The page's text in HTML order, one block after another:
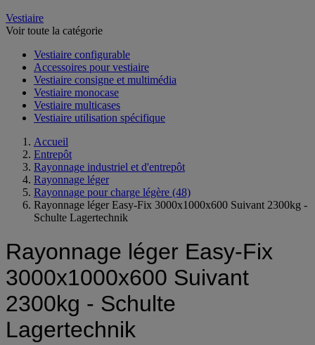
Vestiaire
Voir toute la catégorie
Vestiaire configurable
Accessoires pour vestiaire
Vestiaire consigne et multimédia
Vestiaire monocase
Vestiaire multicases
Vestiaire utilisation spécifique
Accueil
Entrepôt
Rayonnage industriel et d'entrepôt
Rayonnage léger
Rayonnage pour charge légère (48)
Rayonnage léger Easy-Fix 3000x1000x600 Suivant 2300kg -
Schulte Lagertechnik
Rayonnage léger Easy-Fix
3000x1000x600 Suivant
2300kg - Schulte
Lagertechnik